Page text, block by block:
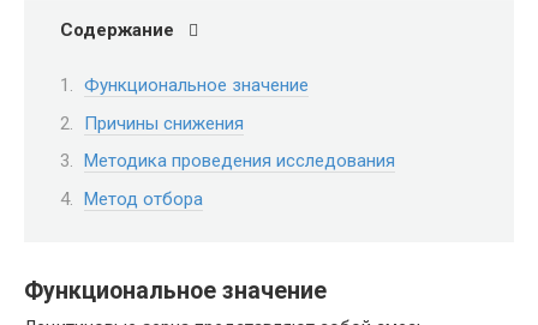
Содержание
Функциональное значение
Причины снижения
Методика проведения исследования
Метод отбора
Функциональное значение